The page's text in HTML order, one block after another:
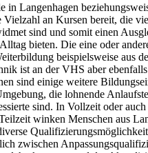
in Langenhagen
Vielzahl an Kursen bereit, die
sind und somit einen
bieten. Die eine oder
beispielsweise aus
ist an der VHS aber
sind einige weitere
die lohnende
sind. In Vollzeit oder auch
winken Menschen aus
zwischen